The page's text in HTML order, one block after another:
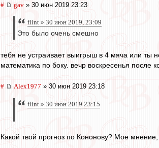
# gav » 30 июн 2019 23:23
flint » 30 июн 2019, 23:09
Это было очень смешно
тебя не устраивает выигрыш в 4 мяча или ты
математика по боку. вечр воскресенья
# Alex1977 » 30 июн 2019 23:18
flint » 30 июн 2019 23:15
Какой твой прогноз по Кононову? Мое